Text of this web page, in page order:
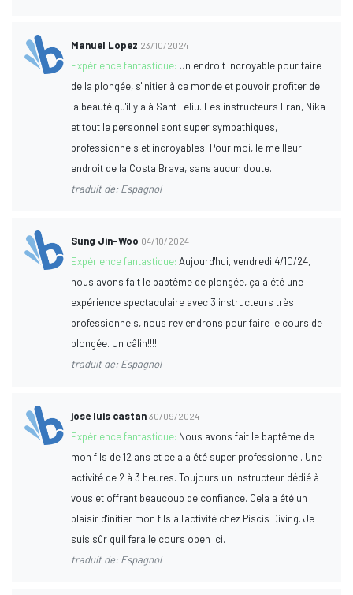
Manuel Lopez 23/10/2024
Expérience fantastique: Un endroit incroyable pour faire
de la plongée, s'initier à ce monde et pouvoir profiter de
la beauté qu'il y a à Sant Feliu. Les instructeurs Fran, Nika
et tout le personnel sont super sympathiques,
professionnels et incroyables. Pour moi, le meilleur
endroit de la Costa Brava, sans aucun doute.
traduit de: Espagnol
Sung Jin-Woo 04/10/2024
Expérience fantastique:Aujourd'hui, vendredi 4/10/24,
nous avons fait le baptême de plongée, ça a été une
expérience spectaculaire avec 3 instructeurs très
professionnels, nous reviendrons pour faire le cours de
plongée. Un câlin!!!!
traduit de: Espagnol
jose luis castan 30/09/2024
Expérience fantastique: Nous avons fait le baptême de
mon fils de 12 ans et cela a été super professionnel. Une
activité de 2 à 3 heures. Toujours un instructeur dédié à
vous et offrant beaucoup de confiance. Cela a été un
plaisir d'initier mon fils à l'activité chez Piscis Diving. Je
suis sûr qu'il fera le cours open ici.
traduit de: Espagnol